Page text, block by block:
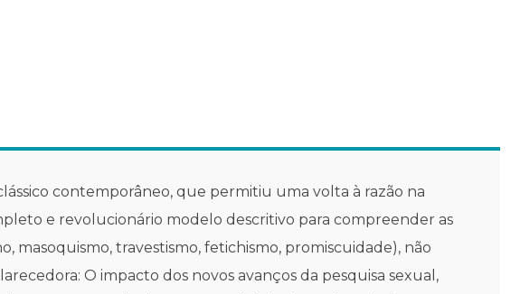
contemporâneo, que permitiu uma volta à razão na
e revolucionário modelo descritivo para compreender as
masoquismo, travestismo, fetichismo, promiscuidade), não
O impacto dos novos avanços da pesquisa sexual,